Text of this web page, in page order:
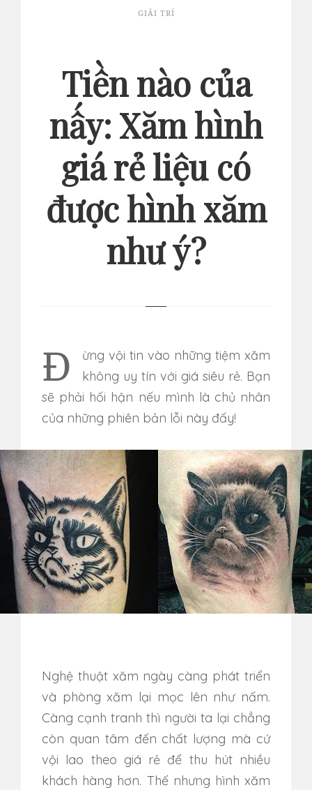
GIẢI TRÍ
Tiền nào của
nấy: Xăm hình
giá rẻ liệu có
được hình xăm
như ý?
Đừng vội tin vào những tiệm xăm
không uy tín với giá siêu rẻ. Bạn
sẽ phải hối hận nếu mình là chủ nhân
của những phiên bản lỗi này đấy!
Nghệ thuật xăm ngày càng phát triển
và phòng xăm lại mọc lên như nấm.
Càng cạnh tranh thì người ta lại chẳng
còn quan tâm đến chất lượng mà cứ
vội lao theo giá rẻ để thu hút nhiều
khách hàng hơn. Thế nhưng hình xăm